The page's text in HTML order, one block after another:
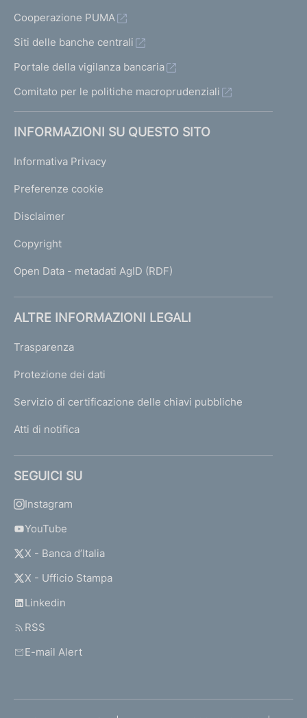
Cooperazione PUMA
Siti delle banche centrali
Portale della vigilanza bancaria
Comitato per le politiche macroprudenziali
INFORMAZIONI SU QUESTO SITO
Informativa Privacy
Preferenze cookie
Disclaimer
Copyright
Open Data - metadati AgID (RDF)
ALTRE INFORMAZIONI LEGALI
Trasparenza
Protezione dei dati
Servizio di certificazione delle chiavi pubbliche
Atti di notifica
SEGUICI SU
Instagram
YouTube
X - Banca d’Italia
X - Ufficio Stampa
Linkedin
RSS
E-mail Alert